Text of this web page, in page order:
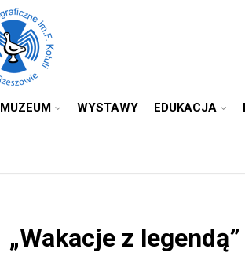
MUZEUM WYSTAWY EDUKACJA
„Wakacje z